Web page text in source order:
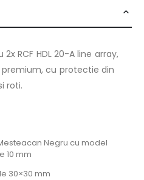
RCF HDL 20-A line array,
cu protectie din
roti.
Negru cu model
10 mm
30×30 mm